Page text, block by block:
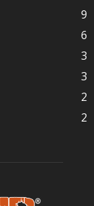
9
6
3
3
2
2